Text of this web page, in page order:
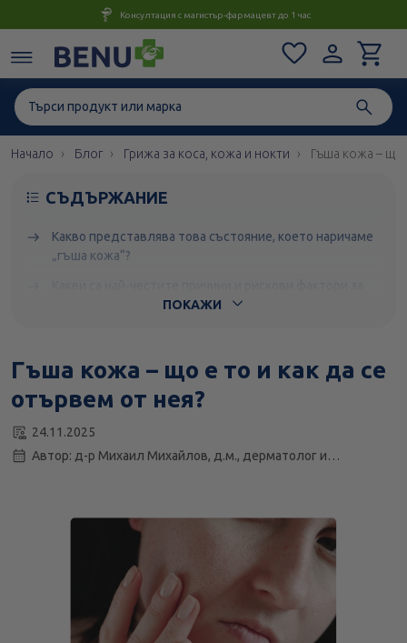
Консултация с магистър-фармацевт до 1 час
Начало Блог Грижа за коса, кожа и нокти Гъша кожа – що
СЪДЪРЖАНИЕ
Какво представлява това състояние, което наричаме
„гъша кожа“?
появата на това състояние?
Кои са симптомите и признаците, с които се
характеризира?
Кога да потърсим лекарска помощ?
Как се поставя диагнозата – какви прегледи и
Какви начини за облекчение на състоянието се
използват най-често?
Какви продукти са подходящи за домашна грижа?
Как можем да избегнем появата на това състояние?
ПОКАЖИ
Гъша кожа – що е то и как да се
отървем от нея?
24.11.2025
Автор: д-р Михаил Михайлов, д.м., дерматолог и